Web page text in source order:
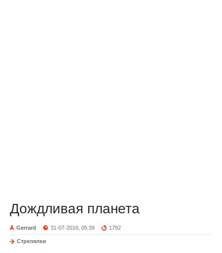
Дождливая планета
Gerrard 31-07-2016, 05:39 1792
Стрелялки